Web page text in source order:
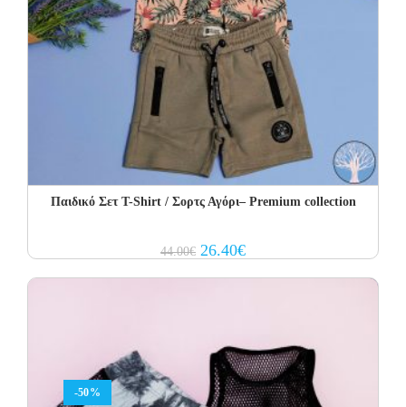
Παιδικό Σετ T-Shirt / Σορτς Αγόρι– Premium collection
44.00€ Original
price
26.40€Current
price
-50%